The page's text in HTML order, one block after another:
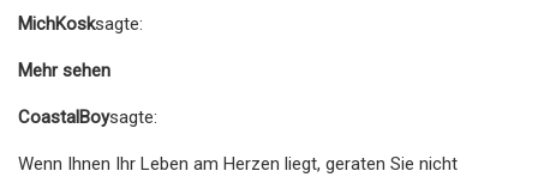
MichKosksagte:
Mehr sehen
CoastalBoysagte:
Wenn Ihnen Ihr Leben am Herzen liegt, geraten Sie nicht